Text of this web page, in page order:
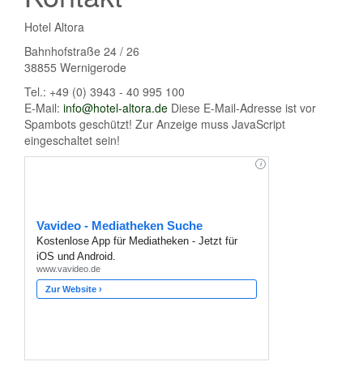
Hotel Altora
Bahnhofstraße 24 / 26
38855 Wernigerode
Tel.: +49 (0) 3943 - 40 995 100
E-Mail: info@hotel-altora.de Diese E-Mail-Adresse ist vor
Spambots geschützt! Zur Anzeige muss JavaScript
eingeschaltet sein!